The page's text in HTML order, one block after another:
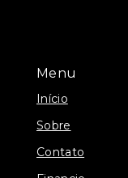
Menu
Início
Sobre
Contato